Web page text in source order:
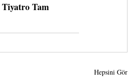
Tiyatro Tam
Hepsini Gör